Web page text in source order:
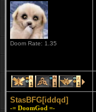
Doom Rate: 1.35
1 1 1
StasBFG[iddqd]
-= DoomGod =-